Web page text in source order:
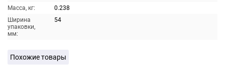
Масса, кг:
0.238
Ширина
упаковки,
мм:
54
Похожие товары